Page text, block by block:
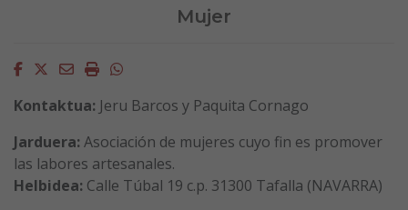
Mujer
Facebook
Twitter
EmailImprimirWhatsapp
Kontaktua: Jeru Barcos y Paquita Cornago
Jarduera: Asociación de mujeres cuyo fin es promover
las labores artesanales.
Helbidea: Calle Túbal 19 c.p. 31300 Tafalla (NAVARRA)